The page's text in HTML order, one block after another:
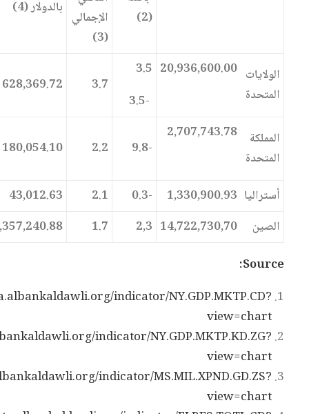
(2)
الإجمالي
(3)
بالدولار (4)
الولايات
المتحدة
20,936,600.00
3.5
-3.5
3.7
628,369.72
المملكة
المتحدة
2,707,743.78
-9.8
2.2
180,054.10
أستراليا 1,330,900.93
-0.3
2.1
43,012.63
الصين
14,722,730,70
2,3
1.7
Source:
indicator/NY.GDP.MKTP.CD?
view=chart
indicator/NY.GDP.MKTP.KD.ZG?
view=chart
indicator/MS.MIL.XPND.GD.ZS?
view=chart